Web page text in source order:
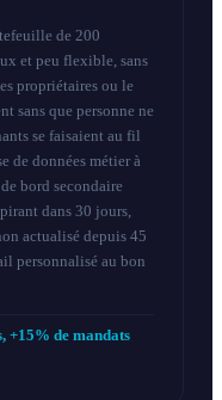
de 200
et peu flexible, sans
propriétaires ou le
sans que personne ne
se faisaient au fil
de données métier à
bord secondaire
dans 30 jours,
actualisé depuis 45
personnalisé au bon
+15% de mandats